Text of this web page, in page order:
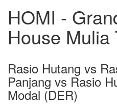
HOMI -
House Mulia
Rasio Hutang vs
Panjang vs Rasio
Modal (DER)